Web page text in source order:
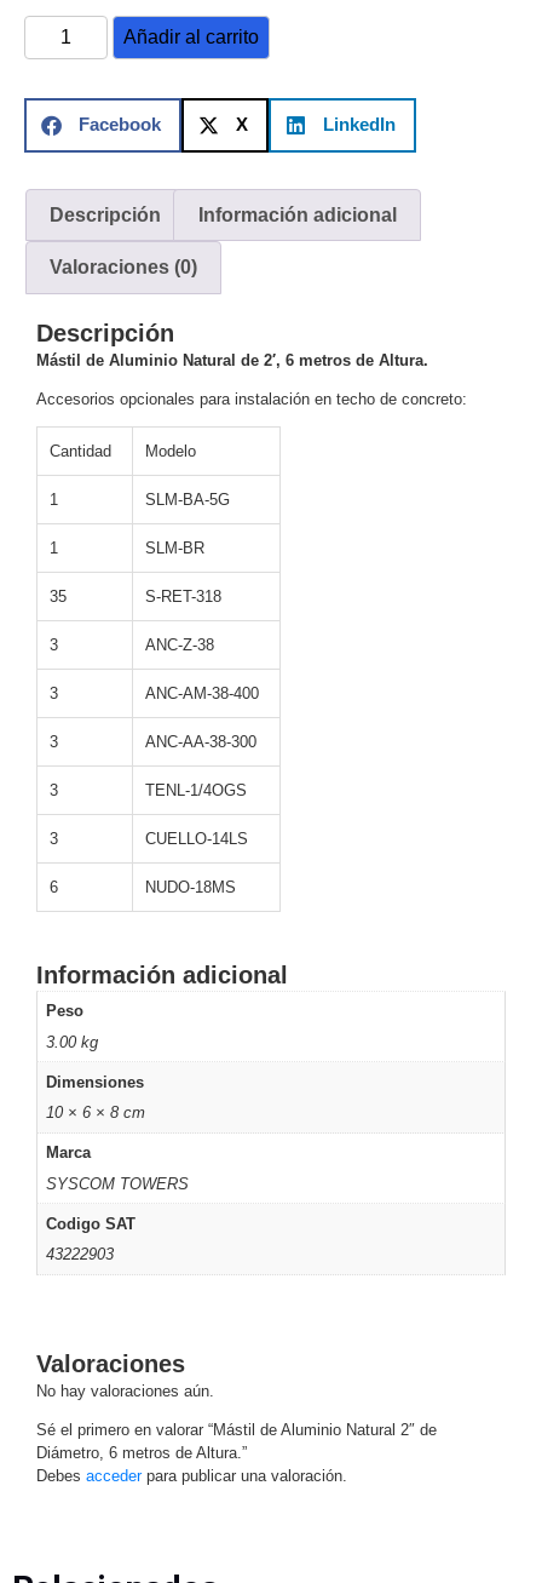
a
RCA
Audio
VideoCable
Coaxial y
ConectoresCables
Armados -
CoaxialCategoría
5eFibra
ÓpticaPara
y
ElectricidadRG59
Tipo
/ DVI /
HDMI
Cámaras
IP y NVRs
Ambientes
Decodificadores
Fisheye
y
HemisféricasLente
Recorders Ocultas
-
Pinhole
CajaPTZTérmicas
/ 4G /
Inalámbricas
Cámaras
y DVRs
TurboHD
/ AHD /
/ Eyeball /
TurretEspecialesLente
MotorizadoOcultas
-
PinholePTZVideograbadoras
TVI / AHD
Añadir al carrito
Facebook X LinkedIn
Descripción Información adicional
Valoraciones (0)
Descripción
Mástil de Aluminio Natural de 2′, 6 metros de Altura.
Accesorios opcionales para instalación en techo de concreto:
Cantidad Modelo
1 SLM-BA-5G
1 SLM-BR
35 S-RET-318
3 ANC-Z-38
3 ANC-AM-38-400
3 ANC-AA-38-300
3 TENL-1/4OGS
3 CUELLO-14LS
6 NUDO-18MS
Información adicional
Peso
3.00 kg
Dimensiones
10 × 6 × 8 cm
Marca
SYSCOM TOWERS
Codigo SAT
43222903
Valoraciones
No hay valoraciones aún.
Sé el primero en valorar “Mástil de Aluminio Natural 2″ de
Diámetro, 6 metros de Altura.”
Debes accederpara publicar una valoración.